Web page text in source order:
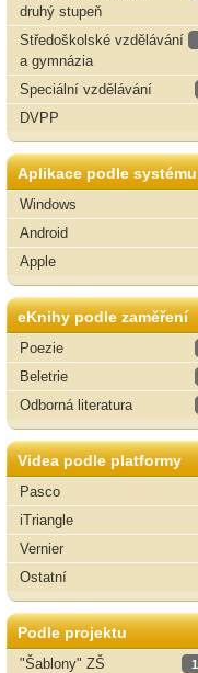
druhý stupeň
Středoškolské vzdělávání
a gymnázia
Speciální vzdělávání
DVPP
Aplikace podle systému
Windows
Android
Apple
eKnihy podle zaměření
Poezie
Beletrie
Odborná literatura
Videa podle platformy
Pasco
iTriangle
Vernier
Ostatní
Podle projektu
"Šablony" ZŠ